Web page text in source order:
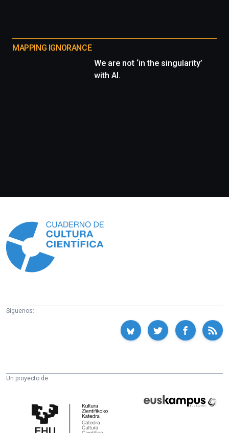
MAPPING IGNORANCE
We are not ‘in the singularity’
with AI.
Síguenos:
Un proyecto de:
Cultura
Científica
Fundazioa